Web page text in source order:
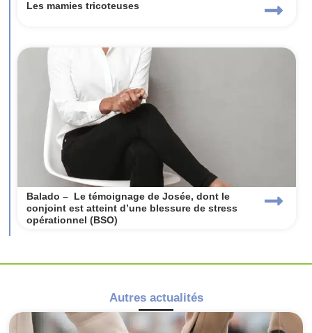
Les mamies tricoteuses
Balado – Le témoignage de Josée, dont le
conjoint est atteint d’une blessure de stress
opérationnel (BSO)
Autres actualités